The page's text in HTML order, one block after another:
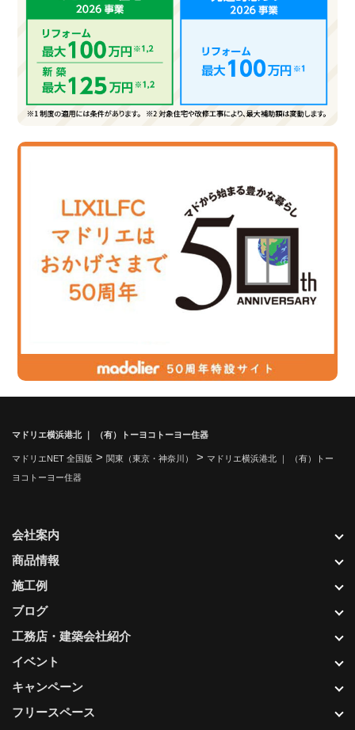
マドリエ横浜港北 ｜ （有）トーヨコトーヨー住器
マドリエNET 全国版 > 関東（東京・神奈川） > マドリエ横浜港北 ｜ （有）トー
ヨコトーヨー住器
会社案内
商品情報
施工例
ブログ
工務店・建築会社紹介
イベント
キャンペーン
フリースペース